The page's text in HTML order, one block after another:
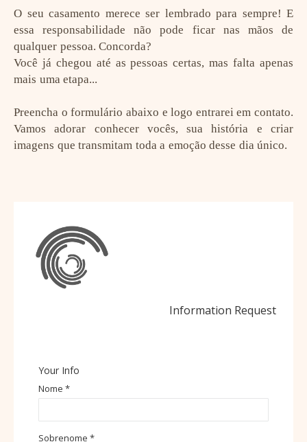
O seu casamento merece ser lembrado para sempre! E
essa responsabilidade não pode ficar nas mãos de
qualquer pessoa. Concorda?
Você já chegou até as pessoas certas, mas falta apenas
mais uma etapa...
Preencha o formulário abaixo e logo entrarei em contato.
Vamos adorar conhecer vocês, sua história e criar
imagens que transmitam toda a emoção desse dia único.